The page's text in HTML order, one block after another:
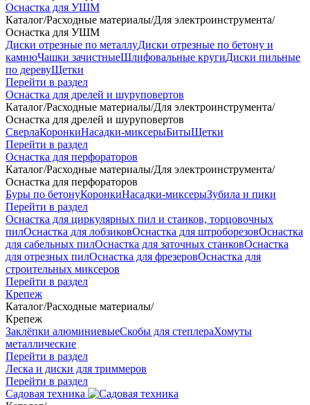
Оснастка для УШМ
Каталог/Расходные материалы/Для электроинструмента/
Оснастка для УШМ
Диски отрезные по металлуДиски отрезные по бетону и
камнюЧашки зачистныеШлифовальные кругиДиски пильные
по деревуЩетки
Перейти в раздел
Оснастка для дрелей и шуруповертов
Каталог/Расходные материалы/Для электроинструмента/
Оснастка для дрелей и шуруповертов
СверлаКоронкиНасадки-миксерыБитыЩетки
Перейти в раздел
Оснастка для перфораторов
Каталог/Расходные материалы/Для электроинструмента/
Оснастка для перфораторов
Буры по бетонуКоронкиНасадки-миксерыЗубила и пики
Перейти в раздел
Оснастка для циркулярных пил и станков, торцовочных
пилОснастка для лобзиковОснастка для штроборезовОснастка
для сабельных пилОснастка для заточных станковОснастка
для отрезных пилОснастка для фрезеровОснастка для
строительных миксеров
Перейти в раздел
Крепеж
Каталог/Расходные материалы/
Крепеж
Заклёпки алюминиевыеСкобы для степлераХомуты
металлические
Перейти в раздел
Леска и диски для триммеров
Перейти в раздел
Садовая техника